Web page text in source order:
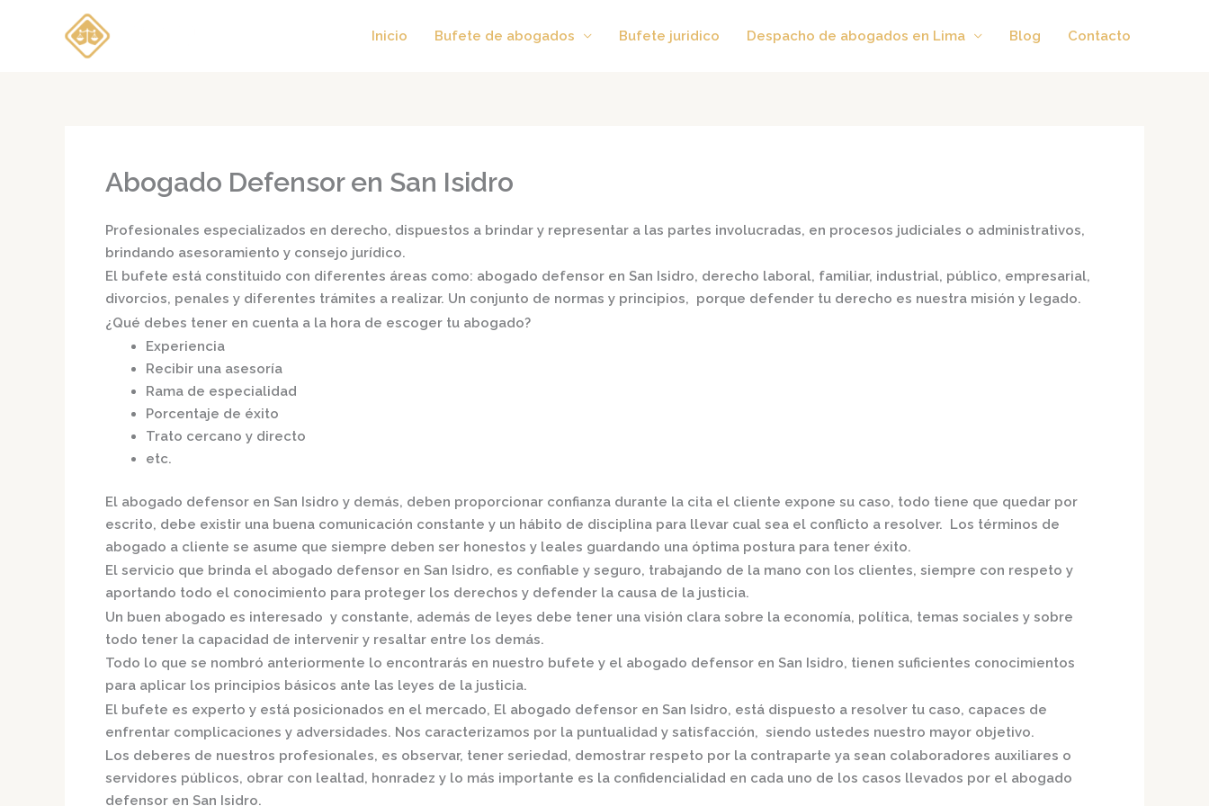
Inicio Bufete de abogados Bufete juridico Despacho de abogados en Lima Blog Contacto
Abogado Defensor en San Isidro
Profesionales especializados en derecho, dispuestos a brindar y representar a las partes involucradas, en procesos judiciales o administrativos,
brindando asesoramiento y consejo jurídico.
El bufete está constituido con diferentes áreas como: abogado defensor en San Isidro, derecho laboral, familiar, industrial, público, empresarial,
divorcios, penales y diferentes trámites a realizar. Un conjunto de normas y principios, porque defender tu derecho es nuestra misión y legado.
¿Qué debes tener en cuenta a la hora de escoger tu abogado?
Experiencia
Recibir una asesoría
Rama de especialidad
Porcentaje de éxito
Trato cercano y directo
etc.
El abogado defensor en San Isidro y demás, deben proporcionar confianza durante la cita el cliente expone su caso, todo tiene que quedar por
escrito, debe existir una buena comunicación constante y un hábito de disciplina para llevar cual sea el conflicto a resolver. Los términos de
abogado a cliente se asume que siempre deben ser honestos y leales guardando una óptima postura para tener éxito.
El servicio que brinda el abogado defensor en San Isidro, es confiable y seguro, trabajando de la mano con los clientes, siempre con respeto y
aportando todo el conocimiento para proteger los derechos y defender la causa de la justicia.
Un buen abogado es interesado y constante, además de leyes debe tener una visión clara sobre la economía, política, temas sociales y sobre
todo tener la capacidad de intervenir y resaltar entre los demás.
Todo lo que se nombró anteriormente lo encontrarás en nuestro bufete y el abogado defensor en San Isidro, tienen suficientes conocimientos
para aplicar los principios básicos ante las leyes de la justicia.
El bufete es experto y está posicionados en el mercado, El abogado defensor en San Isidro, está dispuesto a resolver tu caso, capaces de
enfrentar complicaciones y adversidades. Nos caracterizamos por la puntualidad y satisfacción, siendo ustedes nuestro mayor objetivo.
Los deberes de nuestros profesionales, es observar, tener seriedad, demostrar respeto por la contraparte ya sean colaboradores auxiliares o
servidores públicos, obrar con lealtad, honradez y lo más importante es la confidencialidad en cada uno de los casos llevados por el abogado
defensor en San Isidro.